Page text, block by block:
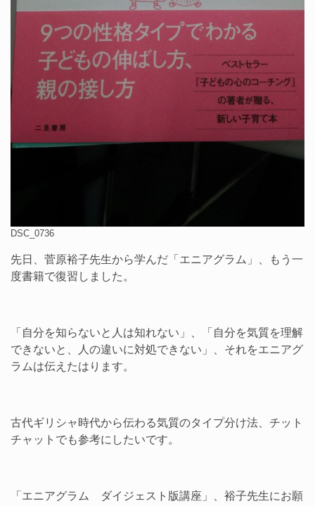
DSC_0736
先日、菅原裕子先生から学んだ「エニアグラム」、もう一
度書籍で復習しました。
「自分を知らないと人は知れない」、「自分を気質を理解
できないと、人の違いに対処できない」、それをエニアグ
ラムは伝えたはります。
古代ギリシャ時代から伝わる気質のタイプ分け法、チット
チャットでも参考にしたいです。
「エニアグラム ダイジェスト版講座」、裕子先生にお願